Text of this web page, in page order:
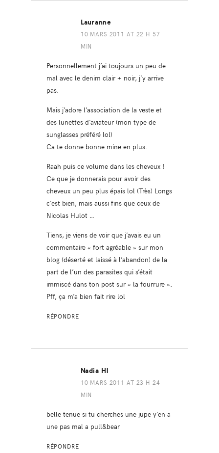
Lauranne
10 MARS 2011 AT 22 H 57
MIN
Personnellement j’ai toujours un peu de
mal avec le denim clair + noir, j’y arrive
pas.
Mais j’adore l’association de la veste et
des lunettes d’aviateur (mon type de
sunglasses préféré lol)
Ca te donne bonne mine en plus.
Raah puis ce volume dans les cheveux !
Ce que je donnerais pour avoir des
cheveux un peu plus épais lol (Très) Longs
c’est bien, mais aussi fins que ceux de
Nicolas Hulot …
Tiens, je viens de voir que j’avais eu un
commentaire « fort agréable » sur mon
blog (déserté et laissé à l’abandon) de la
part de l’un des parasites qui s’était
immiscé dans ton post sur « la fourrure ».
Pff, ça m’a bien fait rire lol
RÉPONDRE
Nadia Hl
10 MARS 2011 AT 23 H 24
MIN
belle tenue si tu cherches une jupe y’en a
une pas mal a pull&bear
RÉPONDRE